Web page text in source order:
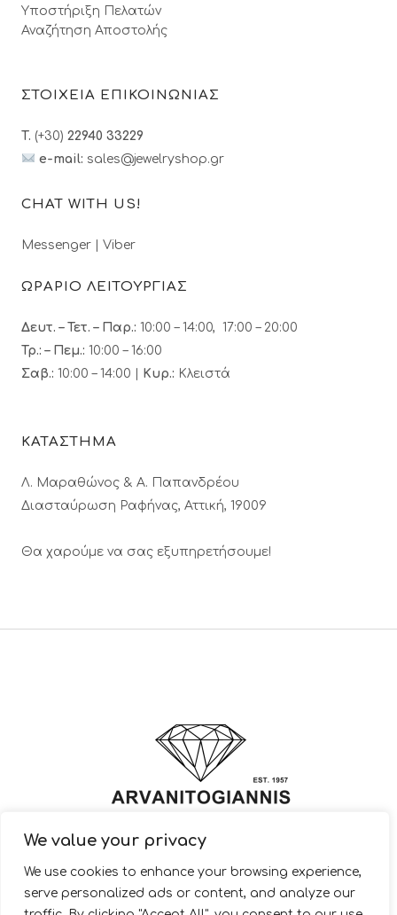
We value your privacy
We use cookies to enhance your browsing experience,
serve personalized ads or content, and analyze our
Υποστήριξη Πελατών
Αναζήτηση Αποστολής
ΣΤΟΙΧΕΙΑ ΕΠΙΚΟΙΝΩΝΙΑΣ
T. (+30) 22940 33229
e-mail: sales@jewelryshop.gr
CHAT WITH US!
Messenger Viber
ΩΡΑΡΙΟ ΛΕΙΤΟΥΡΓΙΑΣ
Δευτ. – Τετ. – Παρ.: 10:00 – 14:00, 17:00 – 20:00
Τρ.: – Πεμ.: 10:00 – 16:00
Σαβ.: 10:00 – 14:00 | Κυρ.: Κλειστά
ΚΑΤΑΣΤΗΜΑ
Λ. Μαραθώνος & A. Παπανδρέου
Διασταύρωση Ραφήνας, Αττική, 19009
Θα χαρούμε να σας εξυπηρετήσουμε!
© 2022 ARVANITOGIANNIS – Jewelry Design & Manufacturing |
JewelryShop.gr